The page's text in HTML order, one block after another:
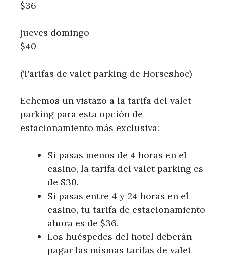
$36
jueves domingo
$40
(Tarifas de valet parking de Horseshoe)
Echemos un vistazo a la tarifa del valet
parking para esta opción de
estacionamiento más exclusiva:
Si pasas menos de 4 horas en el
casino, la tarifa del valet parking es
de $30.
Si pasas entre 4 y 24 horas en el
casino, tu tarifa de estacionamiento
ahora es de $36.
Los huéspedes del hotel deberán
pagar las mismas tarifas de valet